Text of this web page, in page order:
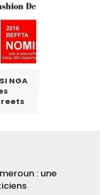
NGA
: une